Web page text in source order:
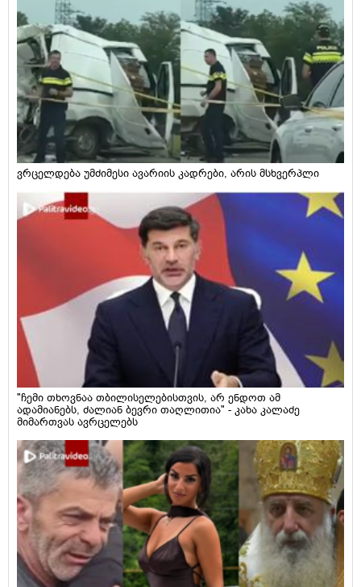
ვრცელდება უმძიმესი ავარიის კადრები, არის მსხვერპლი
"ჩემი თხოვნაა თბილისელებისთვის, არ ენდოთ ამ
ადამიანებს, ძალიან ბევრი თაღლითია" - კახა კალაძე
მიმართვას ავრცელებს